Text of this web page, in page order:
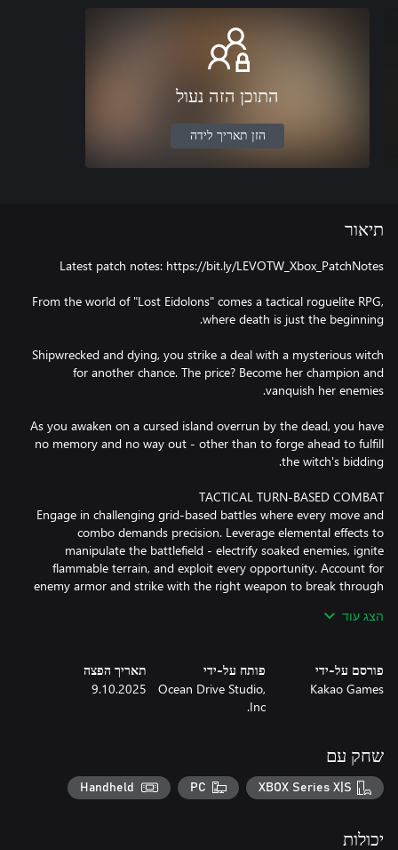
התוכן הזה נעול
הזן תאריך לידה
תיאור
From the world of "Lost Eidolons" comes a tactical roguelite RPG,
Shipwrecked and dying, you strike a deal with a mysterious witch
for another chance. The price? Become her champion and
As you awaken on a cursed island overrun by the dead, you have
no memory and no way out - other than to forge ahead to fulfill
Engage in challenging grid-based battles where every move and
combo demands precision. Leverage elemental effects to
manipulate the battlefield - electrify soaked enemies, ignite
flammable terrain, and exploit every opportunity. Account for
enemy armor and strike with the right weapon to break through
Recruit allies and build a squad of 5 from 9 versatile characters -
each blending multiple combat roles with unique skills, weapon
sets, and personalities. As you level up, earn and upgrade over
map full of random events, hidden rewards, and dangerous
הצג עוד
פורסם על-ידי
Kakao Games
פותח על-ידי
Ocean Drive Studio,
Inc.
תאריך הפצה
9.10.2025
שחק עם
XBOX Series X|S
PC
Handheld
יכולות